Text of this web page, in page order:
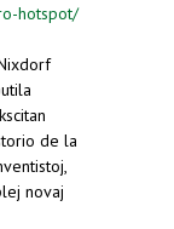
hotspot/
de la
novaj